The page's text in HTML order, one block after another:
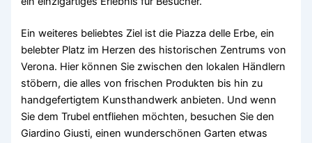
Ein weiteres beliebtes Ziel ist die Piazza delle Erbe, ein
belebter Platz im Herzen des historischen Zentrums von
Verona. Hier können Sie zwischen den lokalen Händlern
stöbern, die alles von frischen Produkten bis hin zu
handgefertigtem Kunsthandwerk anbieten. Und wenn
Sie dem Trubel entfliehen möchten, besuchen Sie den
Giardino Giusti, einen wunderschönen Garten etwas